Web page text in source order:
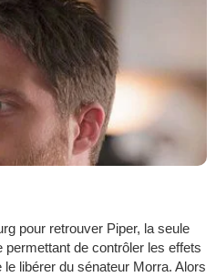
pour retrouver Piper, la seule
de contrôler les effets
libérer du sénateur Morra. Alors